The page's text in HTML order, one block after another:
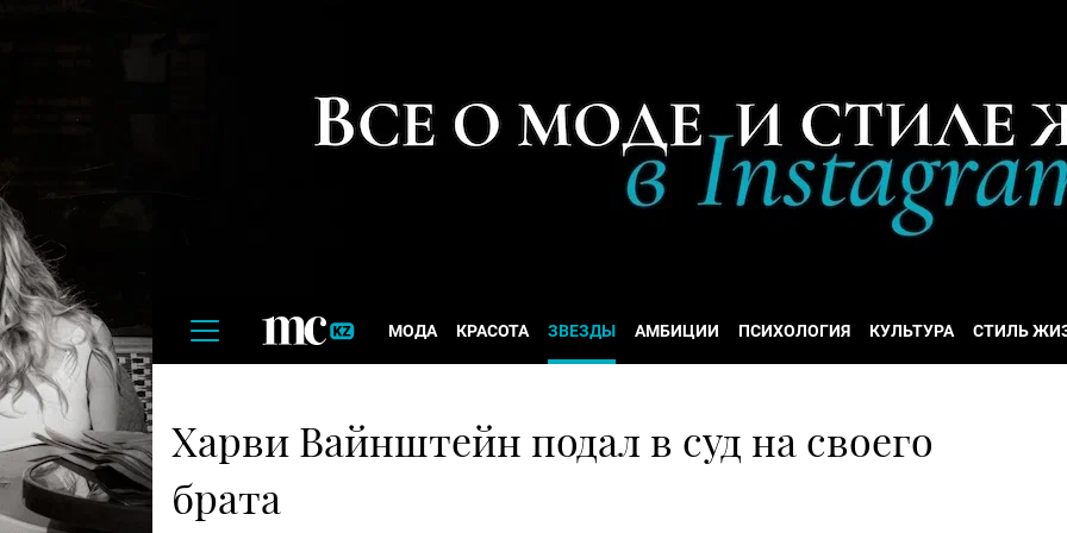
МОДА КРАСОТА ЗВЕЗДЫ АМБИЦИИ ПСИХОЛОГИЯ КУЛЬТУРА СТИЛЬ
Харви Вайнштейн подал в суд на своего
брата